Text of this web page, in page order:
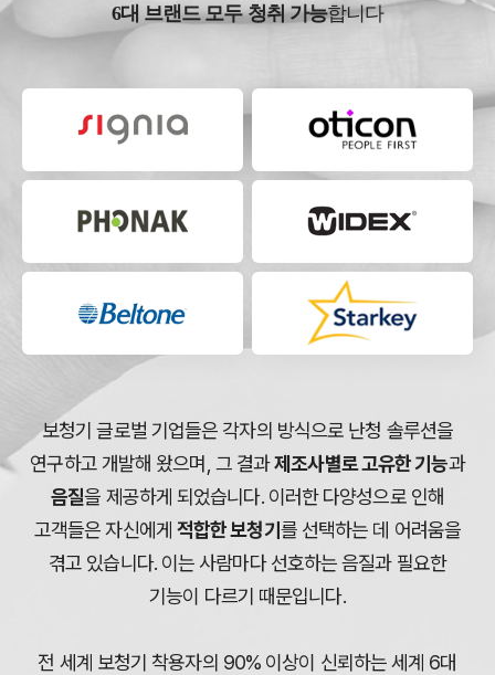
6대 브랜드 모두 청취 가능합니다
보청기 글로벌 기업들은 각자의 방식으로 난청 솔루션을
연구하고 개발해 왔으며, 그 결과제조사별로 고유한 기능과
음질을 제공하게 되었습니다. 이러한 다양성으로 인해
고객들은 자신에게 적합한 보청기를 선택하는 데 어려움을
겪고 있습니다. 이는 사람마다 선호하는 음질과 필요한
기능이 다르기 때문입니다.
전 세계 보청기 착용자의 90% 이상이 신뢰하는 세계 6대